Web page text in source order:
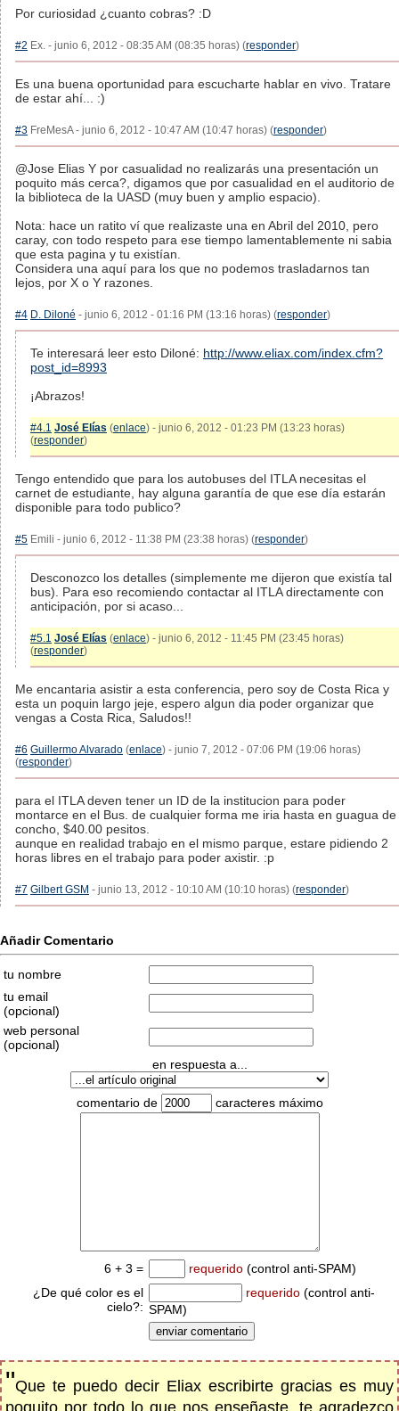
Por curiosidad ¿cuanto cobras? :D
#2 Ex. - junio 6, 2012 - 08:35 AM (08:35 horas) (responder)
Es una buena oportunidad para escucharte hablar en vivo. Tratare
de estar ahí... :)
#3 FreMesA - junio 6, 2012 - 10:47 AM (10:47 horas) (responder)
@Jose Elias Y por casualidad no realizarás una presentación un
poquito más cerca?, digamos que por casualidad en el auditorio de
la biblioteca de la UASD (muy buen y amplio espacio).
Nota: hace un ratito ví que realizaste una en Abril del 2010, pero
caray, con todo respeto para ese tiempo lamentablemente ni sabia
que esta pagina y tu existían.
Considera una aquí para los que no podemos trasladarnos tan
lejos, por X o Y razones.
#4 D. Diloné - junio 6, 2012 - 01:16 PM (13:16 horas) (responder)
Te interesará leer esto Diloné: http://www.eliax.com/index.cfm?
post_id=8993
¡Abrazos!
#4.1 José Elías (enlace) - junio 6, 2012 - 01:23 PM (13:23 horas)
(responder)
Tengo entendido que para los autobuses del ITLA necesitas el
carnet de estudiante, hay alguna garantía de que ese día estarán
disponible para todo publico?
#5 Emili - junio 6, 2012 - 11:38 PM (23:38 horas) (responder)
Desconozco los detalles (simplemente me dijeron que existía tal
bus). Para eso recomiendo contactar al ITLA directamente con
anticipación, por si acaso...
#5.1 José Elías (enlace) - junio 6, 2012 - 11:45 PM (23:45 horas)
(responder)
Me encantaria asistir a esta conferencia, pero soy de Costa Rica y
esta un poquin largo jeje, espero algun dia poder organizar que
vengas a Costa Rica, Saludos!!
#6 Guillermo Alvarado (enlace) - junio 7, 2012 - 07:06 PM (19:06 horas)
(responder)
para el ITLA deven tener un ID de la institucion para poder
montarce en el Bus. de cualquier forma me iria hasta en guagua de
concho, $40.00 pesitos.
aunque en realidad trabajo en el mismo parque, estare pidiendo 2
horas libres en el trabajo para poder axistir. :p
#7 Gilbert GSM - junio 13, 2012 - 10:10 AM (10:10 horas) (responder)
Añadir Comentario
tu nombre
tu email
(opcional)
web personal
(opcional)
en respuesta a...
comentario de caracteres máximo
6 + 3 = requerido (control anti-SPAM)
¿De qué color es el
cielo?:
requerido (control anti-
SPAM)
"Que te puedo decir Eliax escribirte gracias es muy
poquito por todo lo que nos enseñaste, te agradezco